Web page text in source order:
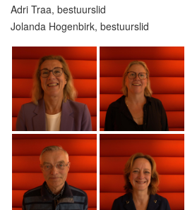
Adri Traa, bestuurslid
Jolanda Hogenbirk, bestuurslid